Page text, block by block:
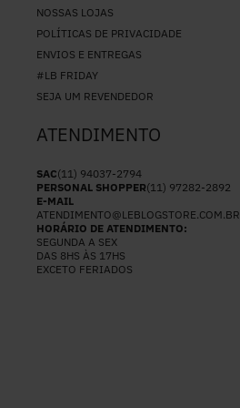
NOSSAS LOJAS
POLÍTICAS DE PRIVACIDADE
ENVIOS E ENTREGAS
#LB FRIDAY
SEJA UM REVENDEDOR
ATENDIMENTO
SAC(11) 94037-2794
PERSONAL SHOPPER(11) 97282-2892
E-MAIL
ATENDIMENTO@LEBLOGSTORE.COM.BR
HORÁRIO DE ATENDIMENTO:
SEGUNDA A SEX
DAS 8HS ÀS 17HS
EXCETO FERIADOS